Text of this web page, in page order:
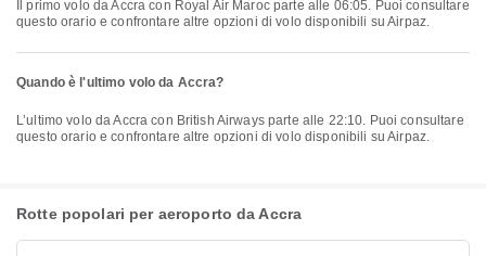
questo orario e confrontare altre opzioni di volo disponibili su Airpaz.
Quando è l'ultimo volo da Accra?
L’ultimo volo da Accra con British Airways parte alle 22:10. Puoi consultare
questo orario e confrontare altre opzioni di volo disponibili su Airpaz.
Rotte popolari per aeroporto da Accra